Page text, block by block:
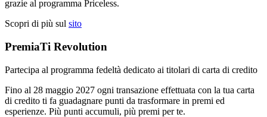
grazie al programma Priceless.
Scopri di più sul sito
PremiaTi Revolution
Partecipa al programma fedeltà dedicato ai titolari di carta di credito
Fino al 28 maggio 2027 ogni transazione effettuata con la tua carta
di credito ti fa guadagnare punti da trasformare in premi ed
esperienze. Più punti accumuli, più premi per te.